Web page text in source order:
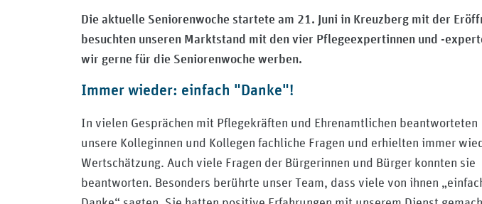
Die aktuelle Seniorenwoche startete am 21. Juni in Kreuzberg mit der
besuchten unseren Marktstand mit den vier Pflegeexpertinnen und -
wir gerne für die Seniorenwoche werben.
Immer wieder: einfach "Danke"!
In vielen Gesprächen mit Pflegekräften und Ehrenamtlichen beantworteten
unsere Kolleginnen und Kollegen fachliche Fragen und erhielten immer
Wertschätzung. Auch viele Fragen der Bürgerinnen und Bürger konnten sie
beantworten. Besonders berührte unser Team, dass viele von ihnen